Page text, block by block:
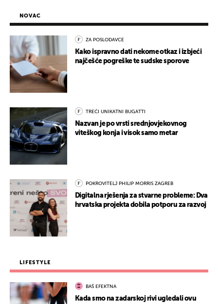
NOVAC
ZA POSLODAVCE
Kako ispravno dati nekome otkaz i izbjeći
najčešće pogreške te sudske sporove
TREĆI UNIKATNI BUGATTI
Nazvan je po vrsti srednjovjekovnog
viteškog konja i visok samo metar
POKROVITELJ PHILIP MORRIS ZAGREB
Digitalna rješenja za stvarne probleme: Dva
hrvatska projekta dobila potporu za razvoj
LIFESTYLE
BAŠ EFEKTNA
Kada smo na zadarskoj rivi ugledali ovu